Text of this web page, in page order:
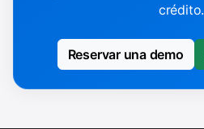
crédito.
Reservar una demo